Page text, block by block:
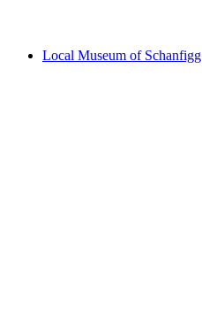
Local Museum of Schanfigg